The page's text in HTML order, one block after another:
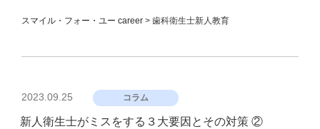
スマイル・フォー・ユー career > 歯科衛生士新人教育
投
日:
2023.09.25 コラム
新人衛生士がミスをする３大要因とその対策 ②